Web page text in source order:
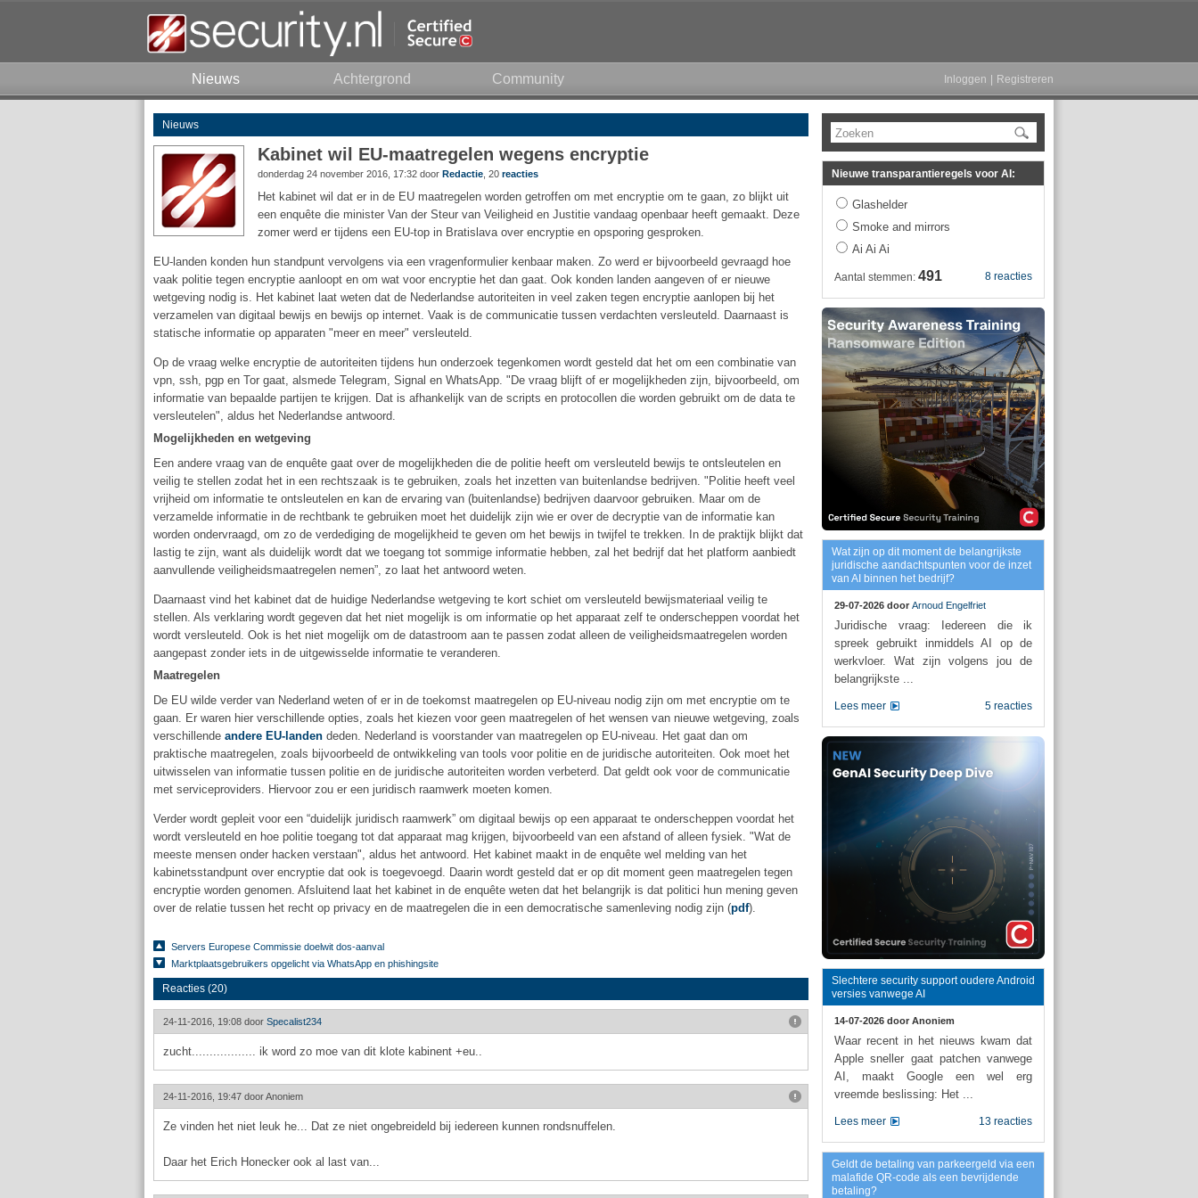
Nieuws Achtergrond Community Inloggen Registreren
Nieuws
Kabinet wil EU-maatregelen wegens encryptie
donderdag 24 november 2016, 17:32 door Redactie , 20 reacties
Het kabinet wil dat er in de EU maatregelen worden getroffen om met encryptie om te gaan, zo blijkt uit
een enquête die minister Van der Steur van Veiligheid en Justitie vandaag openbaar heeft gemaakt. Deze
zomer werd er tijdens een EU-top in Bratislava over encryptie en opsporing gesproken.
EU-landen konden hun standpunt vervolgens via een vragenformulier kenbaar maken. Zo werd er bijvoorbeeld gevraagd hoe
vaak politie tegen encryptie aanloopt en om wat voor encryptie het dan gaat. Ook konden landen aangeven of er nieuwe
wetgeving nodig is. Het kabinet laat weten dat de Nederlandse autoriteiten in veel zaken tegen encryptie aanlopen bij het
verzamelen van digitaal bewijs en bewijs op internet. Vaak is de communicatie tussen verdachten versleuteld. Daarnaast is
statische informatie op apparaten "meer en meer" versleuteld.
Op de vraag welke encryptie de autoriteiten tijdens hun onderzoek tegenkomen wordt gesteld dat het om een combinatie van
vpn, ssh, pgp en Tor gaat, alsmede Telegram, Signal en WhatsApp. "De vraag blijft of er mogelijkheden zijn, bijvoorbeeld, om
informatie van bepaalde partijen te krijgen. Dat is afhankelijk van de scripts en protocollen die worden gebruikt om de data te
versleutelen", aldus het Nederlandse antwoord.
Mogelijkheden en wetgeving
Een andere vraag van de enquête gaat over de mogelijkheden die de politie heeft om versleuteld bewijs te ontsleutelen en
veilig te stellen zodat het in een rechtszaak is te gebruiken, zoals het inzetten van buitenlandse bedrijven. "Politie heeft veel
vrijheid om informatie te ontsleutelen en kan de ervaring van (buitenlandse) bedrijven daarvoor gebruiken. Maar om de
verzamelde informatie in de rechtbank te gebruiken moet het duidelijk zijn wie er over de decryptie van de informatie kan
worden ondervraagd, om zo de verdediging de mogelijkheid te geven om het bewijs in twijfel te trekken. In de praktijk blijkt dat
lastig te zijn, want als duidelijk wordt dat we toegang tot sommige informatie hebben, zal het bedrijf dat het platform aanbiedt
aanvullende veiligheidsmaatregelen nemen”, zo laat het antwoord weten.
Daarnaast vind het kabinet dat de huidige Nederlandse wetgeving te kort schiet om versleuteld bewijsmateriaal veilig te
stellen. Als verklaring wordt gegeven dat het niet mogelijk is om informatie op het apparaat zelf te onderscheppen voordat het
wordt versleuteld. Ook is het niet mogelijk om de datastroom aan te passen zodat alleen de veiligheidsmaatregelen worden
aangepast zonder iets in de uitgewisselde informatie te veranderen.
Maatregelen
De EU wilde verder van Nederland weten of er in de toekomst maatregelen op EU-niveau nodig zijn om met encryptie om te
gaan. Er waren hier verschillende opties, zoals het kiezen voor geen maatregelen of het wensen van nieuwe wetgeving, zoals
verschillende andere EU-landen deden. Nederland is voorstander van maatregelen op EU-niveau. Het gaat dan om
praktische maatregelen, zoals bijvoorbeeld de ontwikkeling van tools voor politie en de juridische autoriteiten. Ook moet het
uitwisselen van informatie tussen politie en de juridische autoriteiten worden verbeterd. Dat geldt ook voor de communicatie
met serviceproviders. Hiervoor zou er een juridisch raamwerk moeten komen.
Verder wordt gepleit voor een “duidelijk juridisch raamwerk” om digitaal bewijs op een apparaat te onderscheppen voordat het
wordt versleuteld en hoe politie toegang tot dat apparaat mag krijgen, bijvoorbeeld van een afstand of alleen fysiek. "Wat de
meeste mensen onder hacken verstaan", aldus het antwoord. Het kabinet maakt in de enquête wel melding van het
kabinetsstandpunt over encryptie dat ook is toegevoegd. Daarin wordt gesteld dat er op dit moment geen maatregelen tegen
encryptie worden genomen. Afsluitend laat het kabinet in de enquête weten dat het belangrijk is dat politici hun mening geven
over de relatie tussen het recht op privacy en de maatregelen die in een democratische samenleving nodig zijn (pdf).
Servers Europese Commissie doelwit dos-aanval
Marktplaatsgebruikers opgelicht via WhatsApp en phishingsite
Reacties (20)
24-11-2016, 19:08 door Specalist234
zucht.................. ik word zo moe van dit klote kabinent +eu..
24-11-2016, 19:47 doorAnoniem
Ze vinden het niet leuk he... Dat ze niet ongebreideld bij iedereen kunnen rondsnuffelen.
Daar het Erich Honecker ook al last van...
Zoeken
Nieuwe transparantieregels voor AI:
Glashelder
Smoke and mirrors
Ai Ai Ai
8 reacties
Aantal stemmen: 491
Wat zijn op dit moment de belangrijkste
juridische aandachtspunten voor de inzet
van AI binnen het bedrijf?
29-07-2026 door Arnoud Engelfriet
Juridische vraag: Iedereen die ik
spreek gebruikt inmiddels AI op de
werkvloer. Wat zijn volgens jou de
belangrijkste ...
5 reacties
Lees meer
Slechtere security support oudere Android
versies vanwege AI
14-07-2026 door Anoniem
Waar recent in het nieuws kwam dat
Apple sneller gaat patchen vanwege
AI, maakt Google een wel erg
vreemde beslissing: Het ...
13 reacties
Lees meer
Geldt de betaling van parkeergeld via een
malafide QR-code als een bevrijdende
betaling?